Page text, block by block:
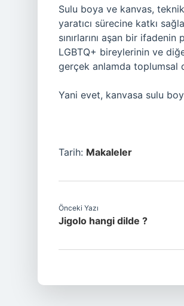
Sulu boya ve kanvas,
yaratıcı sürecine katkı
sınırlarını aşan bir
LGBTQ+ bireylerinin ve
gerçek anlamda toplumsal
Yani evet, kanvasa sulu
Tarih: Makaleler
Önceki Yazı
Jigolo hangi dilde ?